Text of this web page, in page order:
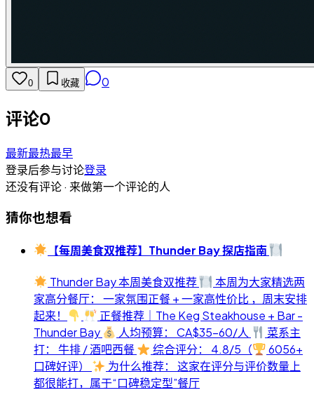
0 收藏 0
评论0
最新最热最早
登录后参与讨论登录
还没有评论 · 来做第一个评论的人
猜你也想看
【每周美食双推荐】Thunder Bay 探店指南
Thunder Bay 本周美食双推荐
本周为大家精选两
家高分餐厅： 一家氛围正餐 + 一家高性价比 ，周末安排
起来！
正餐推荐｜The Keg Steakhouse + Bar -
Thunder Bay
人均预算： CA$35-60/人
菜系主
打： 牛排 / 酒吧西餐
综合评分： 4.8/5（
6056+
口碑好评）
为什么推荐： 这家在评分与评价数量上
都很能打，属于“口碑稳定型”餐厅